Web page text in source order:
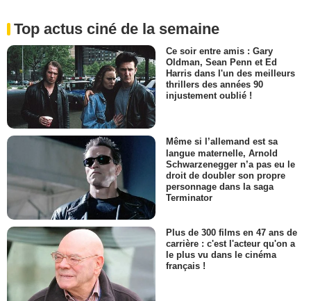
Top actus ciné de la semaine
Ce soir entre amis : Gary
Oldman, Sean Penn et Ed
Harris dans l'un des meilleurs
thrillers des années 90
injustement oublié !
Même si l’allemand est sa
langue maternelle, Arnold
Schwarzenegger n’a pas eu le
droit de doubler son propre
personnage dans la saga
Terminator
Plus de 300 films en 47 ans de
carrière : c'est l'acteur qu'on a
le plus vu dans le cinéma
français !